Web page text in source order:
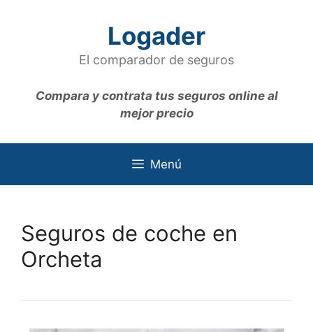
Logader
El comparador de seguros
Compara y contrata tus seguros online al
mejor precio
Menú
Seguros de coche en
Orcheta